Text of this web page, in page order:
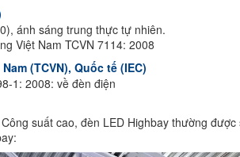
ánh sáng trung thực tự nhiên.
Việt Nam TCVN 7114: 2008
(TCVN), Quốc tế (IEC)
1: 2008: về đèn điện
suất cao, đèn LED Highbay thường